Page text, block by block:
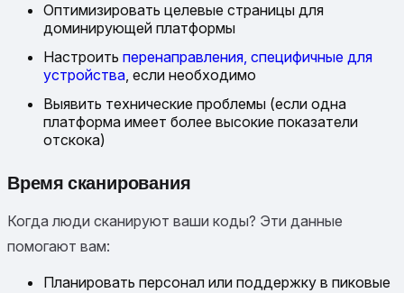
Оптимизировать целевые страницы для
доминирующей платформы
Настроить перенаправления, специфичные для
устройства, если необходимо
Выявить технические проблемы (если одна
платформа имеет более высокие показатели
отскока)
Время сканирования
Когда люди сканируют ваши коды? Эти данные
помогают вам:
Планировать персонал или поддержку в пиковые